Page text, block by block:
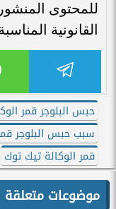
للمحتوى المنشور
القانونية
حبس البلوجر قمر
سبب حبس البلوجر
قمر الوكالة تيك توك
موضوعات متعلقة